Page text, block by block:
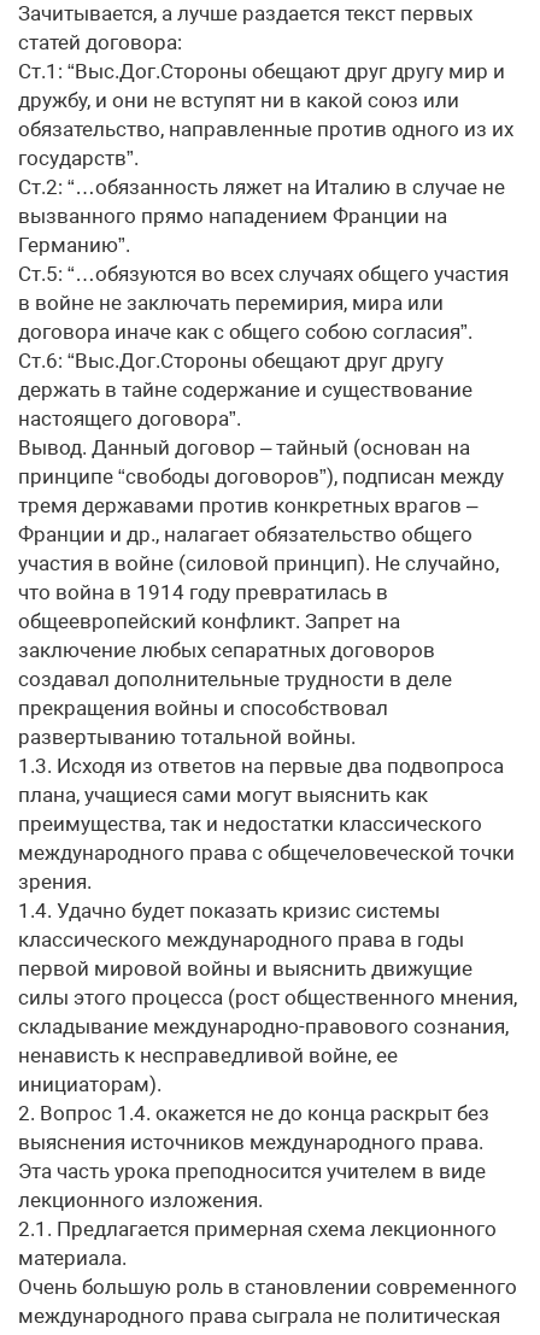
Зачитывается, а лучше раздается текст первых
статей договора:
Ст.1: “Выс.Дог.Стороны обещают друг другу мир и
дружбу, и они не вступят ни в какой союз или
обязательство, направленные против одного из их
государств”.
Ст.2: “…обязанность ляжет на Италию в случае не
вызванного прямо нападением Франции на
Германию”.
Ст.5: “…обязуются во всех случаях общего участия
в войне не заключать перемирия, мира или
договора иначе как с общего собою согласия”.
Ст.6: “Выс.Дог.Стороны обещают друг другу
держать в тайне содержание и существование
настоящего договора”.
Вывод. Данный договор – тайный (основан на
принципе “свободы договоров”), подписан между
тремя державами против конкретных врагов –
Франции и др., налагает обязательство общего
участия в войне (силовой принцип). Не случайно,
что война в 1914 году превратилась в
общеевропейский конфликт. Запрет на
заключение любых сепаратных договоров
создавал дополнительные трудности в деле
прекращения войны и способствовал
развертыванию тотальной войны.
1.3. Исходя из ответов на первые два подвопроса
плана, учащиеся сами могут выяснить как
преимущества, так и недостатки классического
международного права с общечеловеческой точки
зрения.
1.4. Удачно будет показать кризис системы
классического международного права в годы
первой мировой войны и выяснить движущие
силы этого процесса (рост общественного мнения,
складывание международно-правового сознания,
ненависть к несправедливой войне, ее
инициаторам).
2. Вопрос 1.4. окажется не до конца раскрыт без
выяснения источников международного права.
Эта часть урока преподносится учителем в виде
лекционного изложения.
2.1. Предлагается примерная схема лекционного
материала.
Очень большую роль в становлении современного
международного права сыграла не политическая